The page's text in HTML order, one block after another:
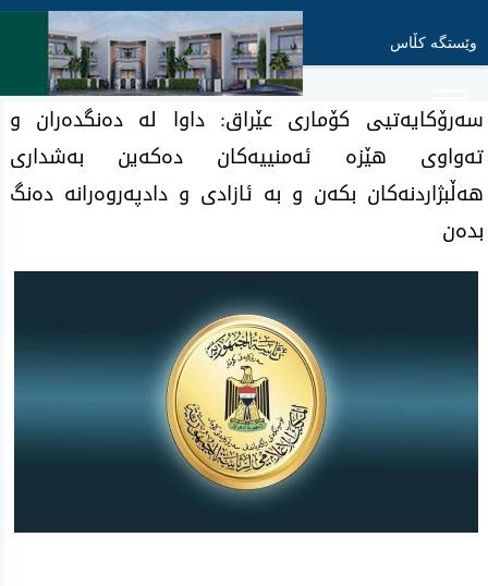
وێستگە کڵاس
سەرۆکایەتیی کۆماری عێراق: داوا لە دەنگدەران و
تەواوی هێزە ئەمنییەکان دەکەین بەشداری
هەڵبژاردنەکان بکەن و بە ئازادی و دادپەروەرانە دەنگ
بدەن